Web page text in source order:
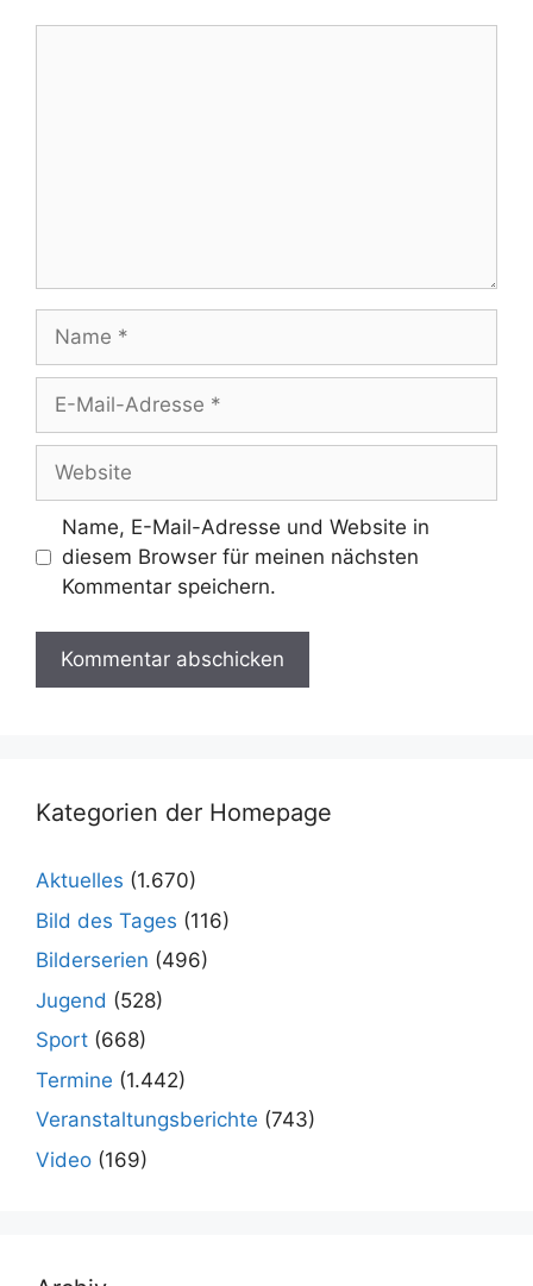
Mail-
Adresse
Name, E-Mail-Adresse und Website in
diesem Browser für meinen nächsten
Kommentar speichern.
Kategorien der Homepage
Aktuelles (1.670)
Bild des Tages (116)
Bilderserien (496)
Jugend (528)
Sport (668)
Termine (1.442)
Veranstaltungsberichte (743)
Video (169)